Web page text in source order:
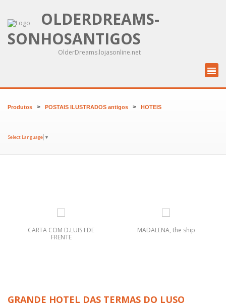
OLDERDREAMS-
SONHOSANTIGOS
OlderDreams.lojasonline.net
Produtos > POSTAIS ILUSTRADOS antigos > HOTEIS
Select Language ▼
CARTA COM D.LUIS I DE
FRENTE
MADALENA, the ship
GRANDE HOTEL DAS TERMAS DO LUSO